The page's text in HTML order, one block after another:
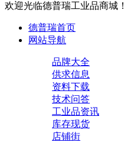
欢迎光临德普瑞工业品商城！
德普瑞首页
网站导航
品牌大全
供求信息
资料下载
技术问答
工业品资讯
库存现货
店铺街